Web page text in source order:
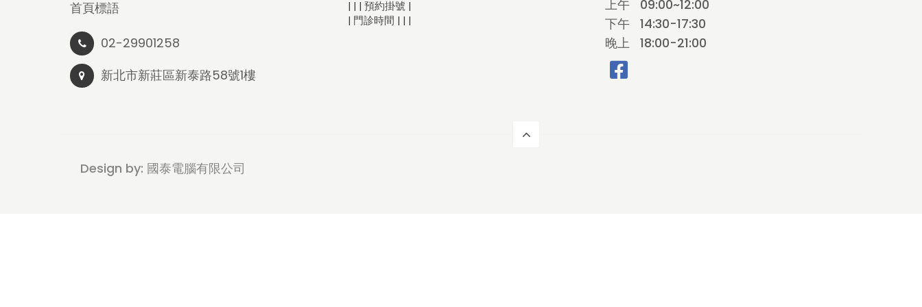
首頁標語
02-29901258
新北市新莊區新泰路58號1樓
| | | 預約掛號 |
| 門診時間 | | |
上午
09:00~12:00
下午 14:30-17:30
晚上 18:00-21:00
Design by: 國泰電腦有限公司